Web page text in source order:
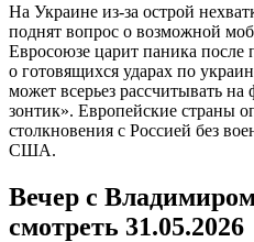
На Украине из-за острой
поднят вопрос о возможной
Евросоюзе царит паника
о готовящихся ударах по
может всерьез рассчитывать
зонтик». Европейские страны
столкновения с Россией без
США.
Вечер с
смотреть 31.05.2026